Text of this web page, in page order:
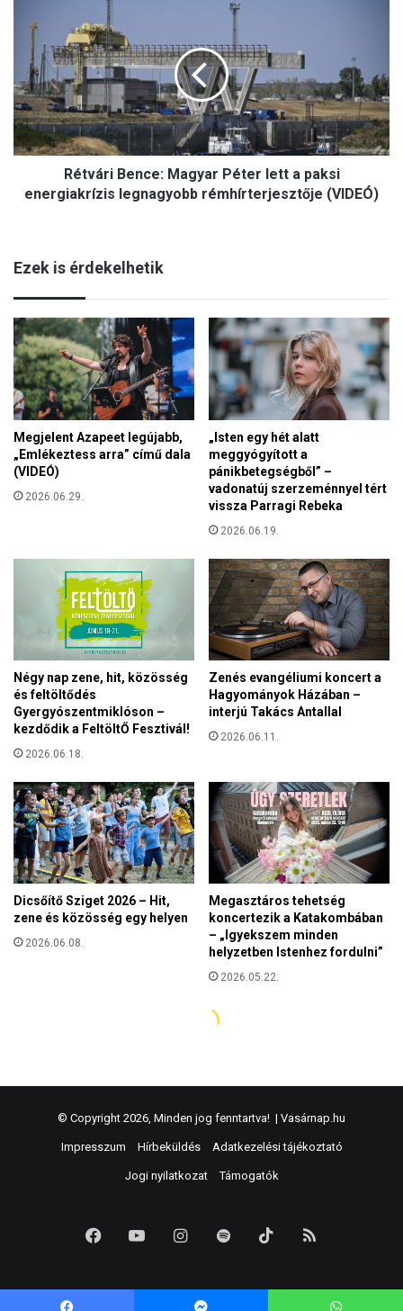
© Copyright 2026, Minden jog fenntartva! | Vasárnap.hu
Impresszum Hírbeküldés Adatkezelési tájékoztató
Jogi nyilatkozat Támogatók
FacebookYouTubeInstagram
Spotify TikTok